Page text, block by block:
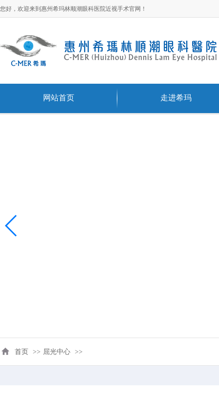
您好，欢迎来到惠州希玛林顺潮眼科医院近视手术官网！
网站首页 走进希玛
首页 >> 屈光中心 >>